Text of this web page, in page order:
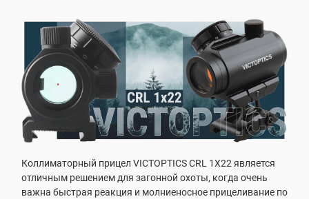
Коллиматорный прицел VICTOPTICS CRL 1X22 является
отличным решением для загонной охоты, когда очень
важна быстрая реакция и молниеносное прицеливание по